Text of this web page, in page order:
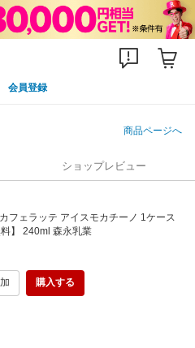
会員登録
商品ページへ
ショップレビュー
フェラッテ アイスモカチーノ 1ケース
】 240ml 森永乳業
購入する